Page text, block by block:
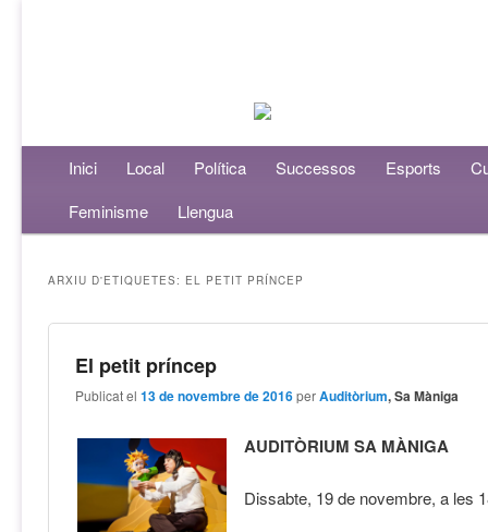
Menú principalAneu al contingut principal
Aneu al contingut secundari
Inici Local Política Successos Esports
Feminisme
Llengua
ARXIU D'ETIQUETES: EL PETIT PRÍNCEP
El petit príncep
Publicat el13 de novembre de 2016 perAuditòrium, Sa Màniga
AUDITÒRIUM SA MÀNIGA
Dissabte, 19 de novembre, a les